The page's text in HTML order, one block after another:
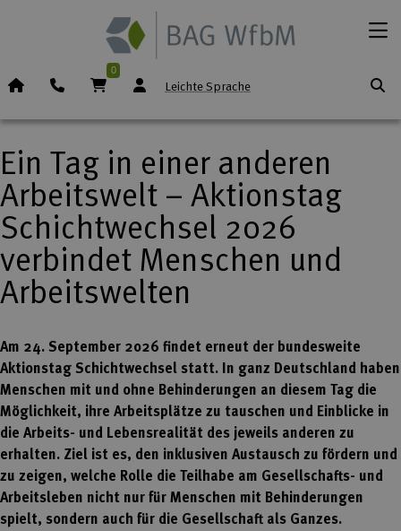
Startseite (Icon)
Telefon Warenkorb
0
Leichte Sprache
Ein Tag in einer anderen
Arbeitswelt – Aktionstag
Schichtwechsel 2026
verbindet Menschen und
Arbeitswelten
Am 24. September 2026 findet erneut der bundesweite
Aktionstag Schichtwechsel statt. In ganz Deutschland haben
Menschen mit und ohne Behinderungen an diesem Tag die
Möglichkeit, ihre Arbeitsplätze zu tauschen und Einblicke in
die Arbeits- und Lebensrealität des jeweils anderen zu
erhalten. Ziel ist es, den inklusiven Austausch zu fördern und
zu zeigen, welche Rolle die Teilhabe am Gesellschafts- und
Arbeitsleben nicht nur für Menschen mit Behinderungen
spielt, sondern auch für die Gesellschaft als Ganzes.